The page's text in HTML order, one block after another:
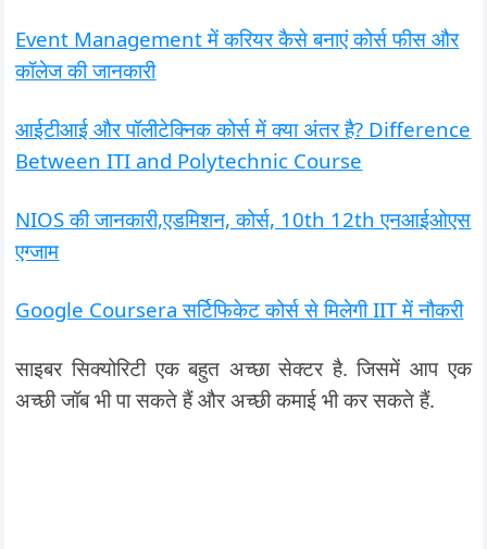
Event Management में करियर कैसे बनाएं कोर्स फीस और
कॉलेज की जानकारी
आईटीआई और पॉलीटेक्निक कोर्स में क्या अंतर है? Difference
Between ITI and Polytechnic Course
NIOS की जानकारी,एडमिशन, कोर्स, 10th 12th एनआईओएस
एग्जाम
Google Coursera सर्टिफिकेट कोर्स से मिलेगी IIT में नौकरी
साइबर सिक्योरिटी एक बहुत अच्छा सेक्टर है. जिसमें आप एक
अच्छी जॉब भी पा सकते हैं और अच्छी कमाई भी कर सकते हैं.